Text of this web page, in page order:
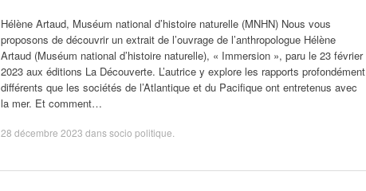
Hélène Artaud, Muséum national d’histoire naturelle (MNHN) Nous vous
proposons de découvrir un extrait de l’ouvrage de l’anthropologue Hélène
Artaud (Muséum national d’histoire naturelle), « Immersion », paru le 23 février
2023 aux éditions La Découverte. L’autrice y explore les rapports profondément
différents que les sociétés de l’Atlantique et du Pacifique ont entretenus avec
la mer. Et comment…
28 décembre 2023 danssocio politique